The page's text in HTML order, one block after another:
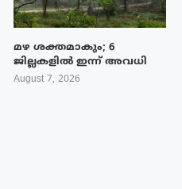
മഴ ശക്തമാകും; 6
ജില്ലകളിൽ ഇന്ന് അവധി
August 7, 2026